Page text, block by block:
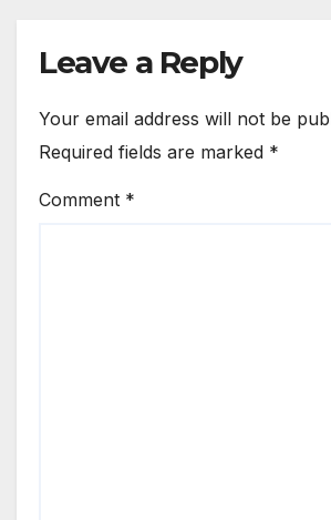
Leave a Reply
Your email address will not be
Required fields are marked *
Comment *